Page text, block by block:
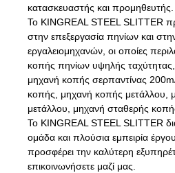
κατασκευαστής και προμηθευτής.
Το KINGREAL STEEL SLITTER
στην επεξεργασία πηνίων και
εργαλειομηχανών, οι οποίες
κοπής πηνίων υψηλής
μηχανή κοπής σερπαντίνας
κοπής, μηχανή κοπής μετάλλου,
μετάλλου, μηχανή σταθερής
Το KINGREAL STEEL SLITTER
ομάδα και πλούσια εμπειρία
προσφέρει την καλύτερη
επικοινωνήσετε μαζί μας.